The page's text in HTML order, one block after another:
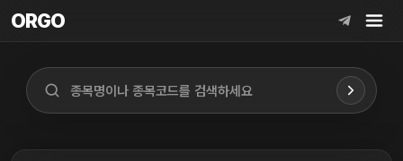
ORGO
ORGO